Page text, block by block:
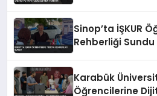
Sinop’ta İŞKUR
Rehberliği Sundu
Karabük
Öğrencilerine